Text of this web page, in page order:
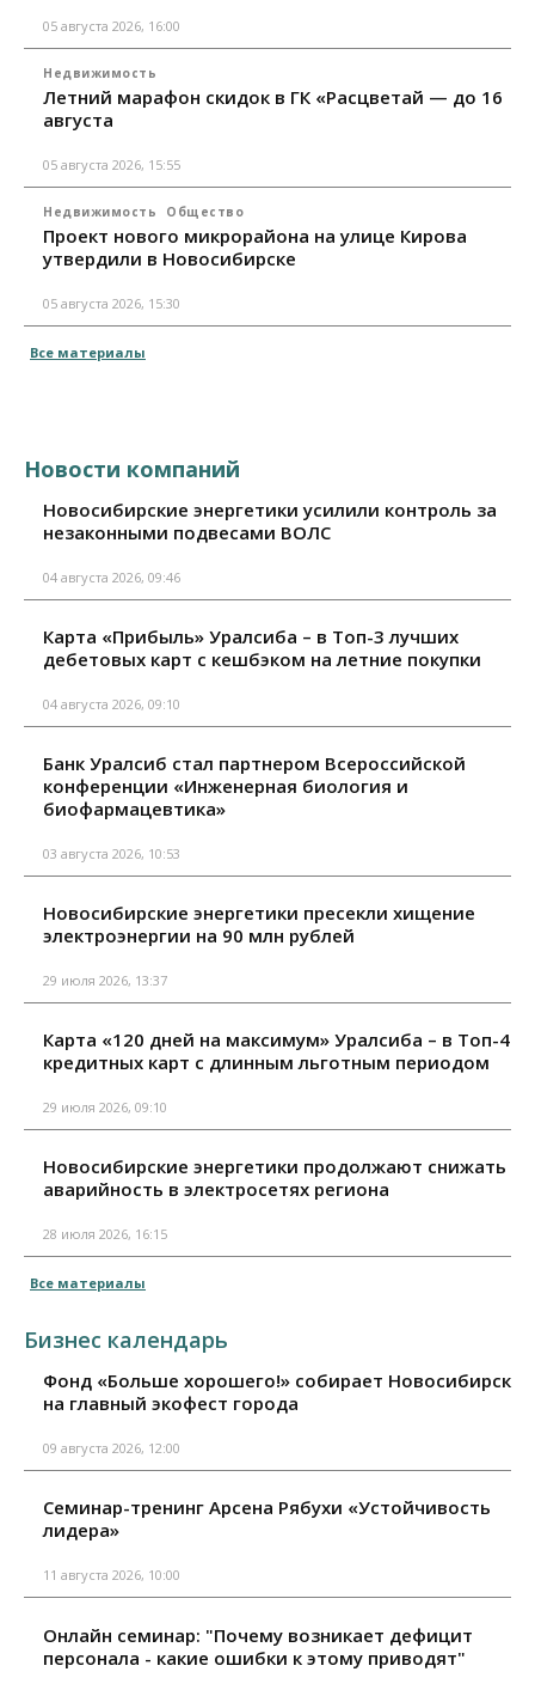
05 августа 2026, 16:00
Недвижимость
Летний марафон скидок в ГК «Расцветай — до 16
августа
05 августа 2026, 15:55
Недвижимость Общество
Проект нового микрорайона на улице Кирова
утвердили в Новосибирске
05 августа 2026, 15:30
Все материалы
Новости компаний
Новосибирские энергетики усилили контроль за
незаконными подвесами ВОЛС
04 августа 2026, 09:46
Карта «Прибыль» Уралсиба – в Топ-3 лучших
дебетовых карт с кешбэком на летние покупки
04 августа 2026, 09:10
Банк Уралсиб стал партнером Всероссийской
конференции «Инженерная биология и
биофармацевтика»
03 августа 2026, 10:53
Новосибирские энергетики пресекли хищение
электроэнергии на 90 млн рублей
29 июля 2026, 13:37
Карта «120 дней на максимум» Уралсиба – в Топ-4
кредитных карт с длинным льготным периодом
29 июля 2026, 09:10
Новосибирские энергетики продолжают снижать
аварийность в электросетях региона
28 июля 2026, 16:15
Все материалы
Бизнес календарь
Фонд «Больше хорошего!» собирает Новосибирск
на главный экофест города
09 августа 2026, 12:00
Семинар-тренинг Арсена Рябухи «Устойчивость
лидера»
11 августа 2026, 10:00
Онлайн семинар: "Почему возникает дефицит
персонала - какие ошибки к этому приводят"